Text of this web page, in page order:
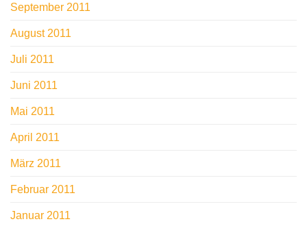
September 2011
August 2011
Juli 2011
Juni 2011
Mai 2011
April 2011
März 2011
Februar 2011
Januar 2011